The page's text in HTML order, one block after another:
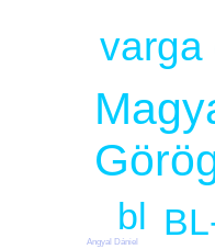
varga
bl
Angyal Dániel